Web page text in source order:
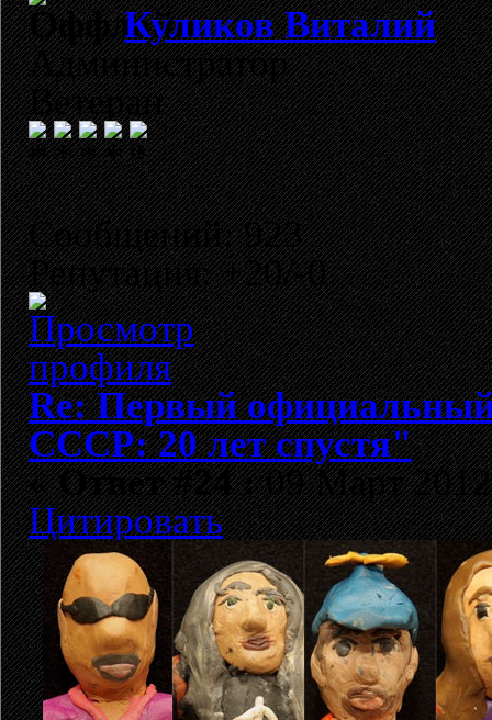
Куликов Виталий
Администратор
Ветеран
Сообщений: 923
Репутация: +20/-0
Re: Первый
СССР: 20 лет спустя"
«Ответ #24 :09 Март
Цитировать